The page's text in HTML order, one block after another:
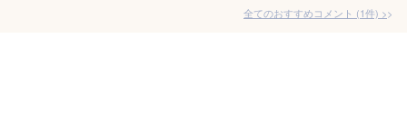
全てのおすすめコメント (1件) >